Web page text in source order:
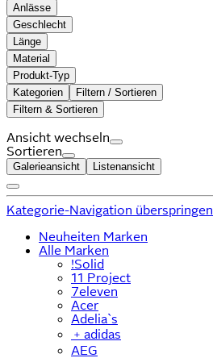
Anlässe
Geschlecht
Länge
Material
Produkt-Typ
Kategorien
Filtern / Sortieren
Filtern & Sortieren
Ansicht wechseln
Sortieren
Galerieansicht Listenansicht
Kategorie-Navigation überspringen
Neuheiten Marken
Alle Marken
!Solid
11 Project
7eleven
Acer
Adelia`s
﹢ adidas
AEG